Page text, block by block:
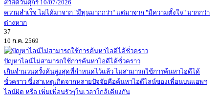
สวัสดีวันศุกร์ 10/07/2026
ความสำเร็จ ไม่ได้มาจาก "มีทุนมากกว่า" แต่มาจาก "มีความตั้งใจ" มากกว่า
ต่างหาก
37
10 ก.ค. 2569
ปัญหาไลน์ไม่สามารถใช้การค้นหาไอดีได้ชั่วคราว
เกินจำนวนครั้งค้นสูงสุดที่กำหนดไว้แล้ว ไม่สามารถใช้การค้นหาไอดีได้
ชั่วคราว ซึ่งสาเหตุเกิดจากหลายปัจจัยคือค้นหาไอดีไลน์ของเพื่อนบนแอพฯ
ไลน์ผิด หรือ เพิ่มเพื่อนรัวๆในเวลาใกล้เคียงกัน